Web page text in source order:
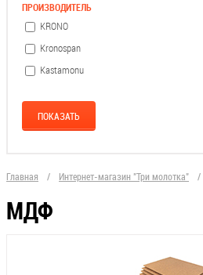
ПРОИЗВОДИТЕЛЬ
KRONO
Kronospan
Kastamonu
Главная / Интернет-магазин "Три молотка" /
МДФ